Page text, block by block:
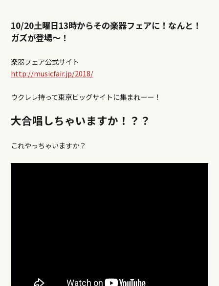
10/20土曜日13時からその楽器フェアに！なんと！
ガズが登場～！
楽器フェア公式サイト
http://musicfair.jp/2018/
ウクレレ持って東京ビッグサイトに集まれーー！
大合唱しちゃいますか！？？
これやっちゃいますか？